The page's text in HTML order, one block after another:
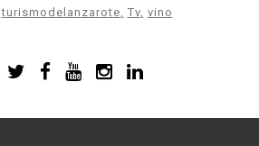
turismodelanzarote Tv vino